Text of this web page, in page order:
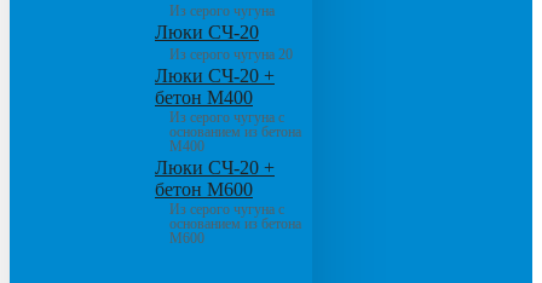
Из серого чугуна
Люки СЧ-20
Из серого чугуна 20
Люки СЧ-20 +
бетон М400
Из серого чугуна с
основанием из бетона
М400
Люки СЧ-20 +
бетон М600
Из серого чугуна с
основанием из бетона
М600